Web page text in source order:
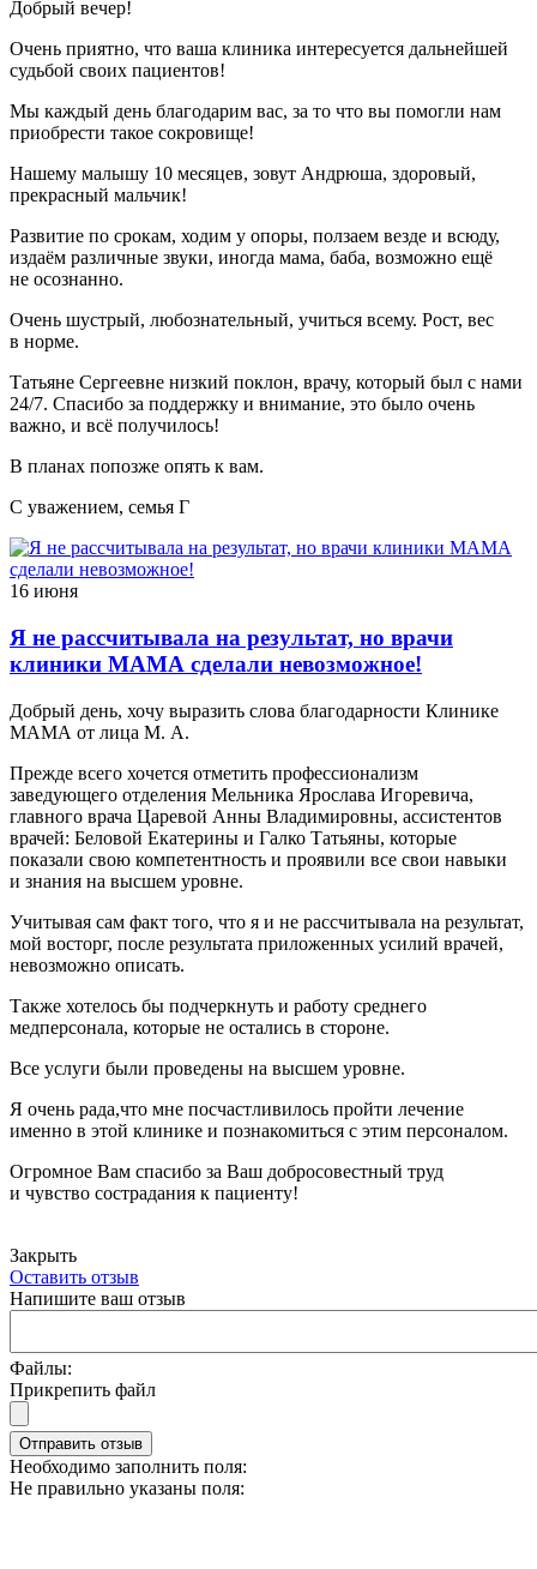
Добрый вечер!
Очень приятно, что ваша клиника интересуется дальнейшей
судьбой своих пациентов!
Мы каждый день благодарим вас, за то что вы помогли нам
приобрести такое сокровище!
Нашему малышу 10 месяцев, зовут Андрюша, здоровый,
прекрасный мальчик!
Развитие по срокам, ходим у опоры, ползаем везде и всюду,
издаём различные звуки, иногда мама, баба, возможно ещё
не осознанно.
Очень шустрый, любознательный, учиться всему. Рост, вес
в норме.
Татьяне Сергеевне низкий поклон, врачу, который был с нами
24/7. Спасибо за поддержку и внимание, это было очень
важно, и всё получилось!
В планах попозже опять к вам.
С уважением, семья Г
16 июня
Я не рассчитывала на результат, но врачи
клиники МАМА сделали невозможное!
Добрый день, хочу выразить слова благодарности Клинике
МАМА от лица М. А.
Прежде всего хочется отметить профессионализм
заведующего отделения Мельника Ярослава Игоревича,
главного врача Царевой Анны Владимировны, ассистентов
врачей: Беловой Екатерины и Галко Татьяны, которые
показали свою компетентность и проявили все свои навыки
и знания на высшем уровне.
Учитывая сам факт того, что я и не рассчитывала на результат,
мой восторг, после результата приложенных усилий врачей,
невозможно описать.
Также хотелось бы подчеркнуть и работу среднего
медперсонала, которые не остались в стороне.
Все услуги были проведены на высшем уровне.
Я очень рада,что мне посчастливилось пройти лечение
именно в этой клинике и познакомиться с этим персоналом.
Огромное Вам спасибо за Ваш добросовестный труд
и чувство сострадания к пациенту!
Закрыть
Оставить отзыв
Напишите ваш отзыв
Файлы:
Прикрепить файл
Отправить отзыв
Необходимо заполнить поля:
Не правильно указаны поля: